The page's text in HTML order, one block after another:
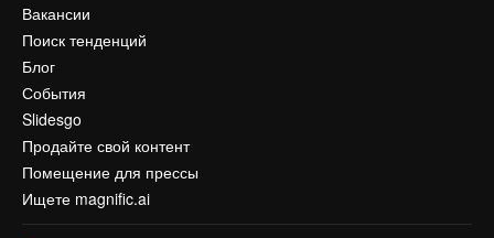
Вакансии
Поиск тенденций
Блог
События
Slidesgo
Продайте свой контент
Помещение для прессы
Ищете magnific.ai